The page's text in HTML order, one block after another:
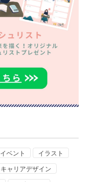
イベント イラスト
キャリアデザイン